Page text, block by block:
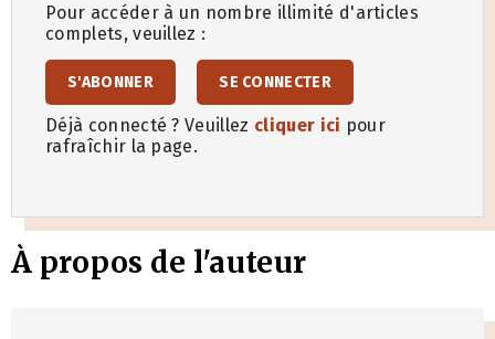
Pour accéder à un nombre illimité d'articles
complets, veuillez :
S'ABONNER SE CONNECTER
Déjà connecté ? Veuillez cliquer ici pour
rafraîchir la page.
À propos de l'auteur